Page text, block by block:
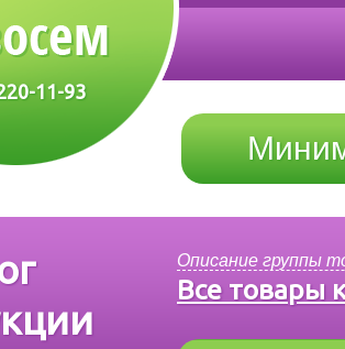
11-93
Описание группы
Все товары